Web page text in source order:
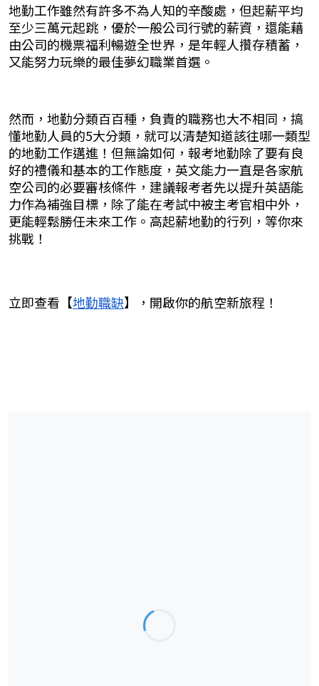
地勤工作雖然有許多不為人知的辛酸處，但起薪平均
至少三萬元起跳，優於一般公司行號的薪資，還能藉
由公司的機票福利暢遊全世界，是年輕人攢存積蓄，
又能努力玩樂的最佳夢幻職業首選。
然而，地勤分類百百種，負責的職務也大不相同，搞
懂地勤人員的5大分類，就可以清楚知道該往哪一類型
的地勤工作邁進！但無論如何，報考地勤除了要有良
好的禮儀和基本的工作態度，英文能力一直是各家航
空公司的必要審核條件，建議報考者先以提升英語能
力作為補強目標，除了能在考試中被主考官相中外，
更能輕鬆勝任未來工作。高起薪地勤的行列，等你來
挑戰！
立即查看【地勤職缺】，開啟你的航空新旅程！